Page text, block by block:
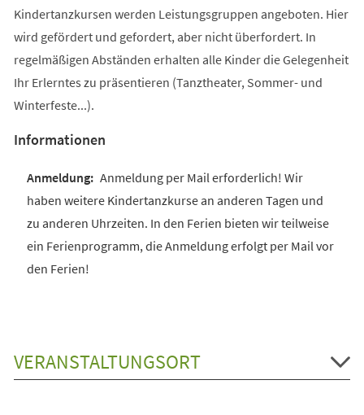
Kindertanzkursen werden Leistungsgruppen angeboten. Hier
wird gefördert und gefordert, aber nicht überfordert. In
regelmäßigen Abständen erhalten alle Kinder die Gelegenheit
Ihr Erlerntes zu präsentieren (Tanztheater, Sommer- und
Winterfeste...).
Informationen
Anmeldung per Mail erforderlich! Wir
haben weitere Kindertanzkurse an anderen Tagen und
zu anderen Uhrzeiten. In den Ferien bieten wir teilweise
ein Ferienprogramm, die Anmeldung erfolgt per Mail vor
den Ferien!
VERANSTALTUNGSORT